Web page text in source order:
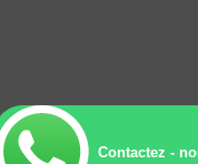
Contactez -